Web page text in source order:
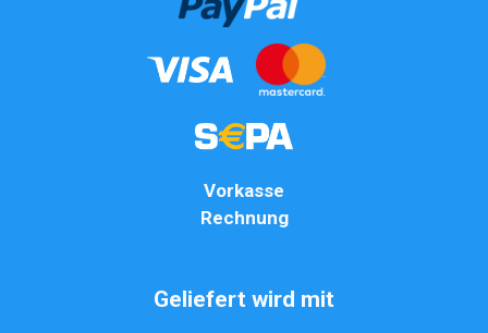
Vorkasse
Rechnung
Geliefert wird mit